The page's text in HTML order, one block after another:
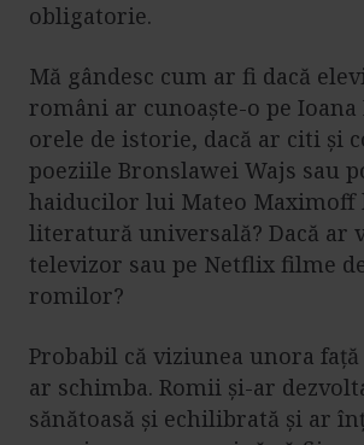
obligatorie.
Mă gândesc cum ar fi dacă
români ar cunoaște-o pe Ioana
orele de istorie, dacă ar citi și
poeziile Bronslawei Wajs sau
haiducilor lui Mateo Maximoff
literatură universală? Dacă ar
televizor sau pe Netflix filme
romilor?
Probabil că viziunea unora
ar schimba. Romii și-ar
sănătoasă și echilibrată și ar